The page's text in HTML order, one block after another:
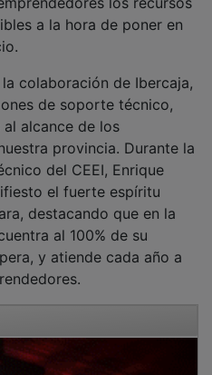
a la hora de poner en
de soporte técnico,
alcance de los
provincia. Durante la
del CEEI, Enrique
el fuerte espíritu
destacando que en la
al 100% de su
y atiende cada año a